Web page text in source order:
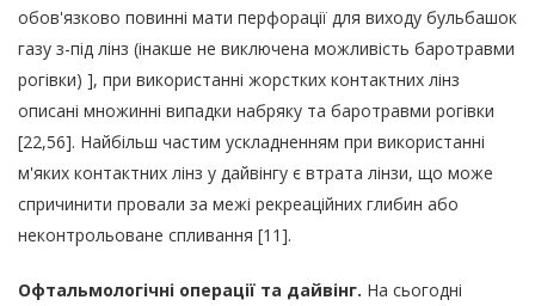
обов'язково повинні мати перфорації для виходу бульбашок
газу з-під лінз (інакше не виключена можливість баротравми
рогівки) ], при використанні жорстких контактних лінз
описані множинні випадки набряку та баротравми рогівки
[22,56]. Найбільш частим ускладненням при використанні
м'яких контактних лінз у дайвінгу є втрата лінзи, що може
спричинити провали за межі рекреаційних глибин або
неконтрольоване спливання [11].
Офтальмологічні операції та дайвінг. На сьогодні